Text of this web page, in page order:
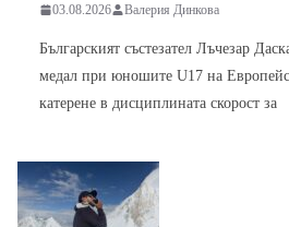
03.08.2026 Валерия Динкова
Българският състезател Лъчезар
медал при юношите U17 на
катерене в дисциплината скорост за